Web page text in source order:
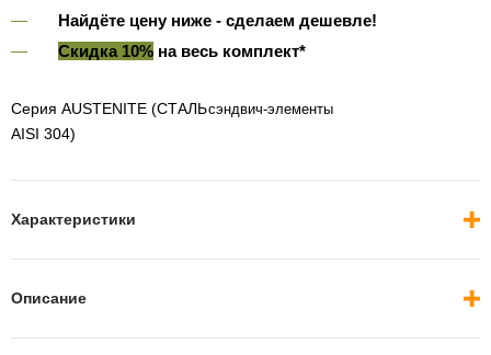
Найдёте цену ниже - сделаем дешевле!
Скидка 10%на весь комплект*
Серия AUSTENITE (СТАЛЬ
AISI 304)
сэндвич-элементы
Характеристики
Описание